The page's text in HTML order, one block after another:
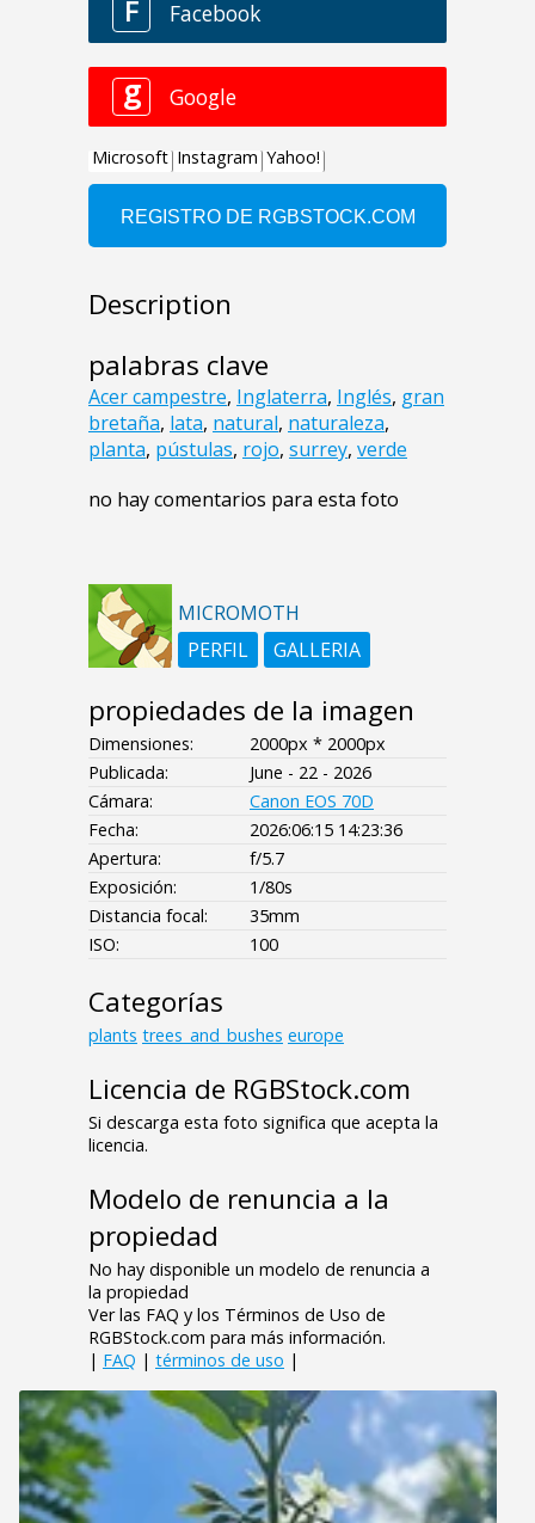
Description
palabras clave
Acer campestre, Inglaterra, Inglés, gran
bretaña, lata, natural, naturaleza,
planta, pústulas, rojo, surrey, verde
no hay comentarios para esta foto
MICROMOTH
PERFIL
GALLERIA
propiedades de la imagen
Dimensiones:
2000px * 2000px
Publicada:
June - 22 - 2026
Cámara:
Canon EOS 70D
Fecha:
2026:06:15 14:23:36
Apertura:
f/5.7
Exposición:
1/80s
Distancia focal:
35mm
ISO:
100
Categorías
plants trees_and_bushes europe
Licencia de RGBStock.com
Si descarga esta foto significa que acepta la
licencia.
Modelo de renuncia a la
propiedad
No hay disponible un modelo de renuncia a
la propiedad
Ver las FAQ y los Términos de Uso de
RGBStock.com para más información.
| FAQ | términos de uso |